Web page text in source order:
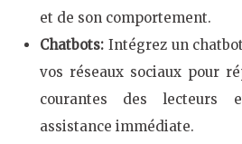
et de son comportement.
Chatbots: Intégrez un
vos réseaux sociaux pour
courantes des
assistance immédiate.